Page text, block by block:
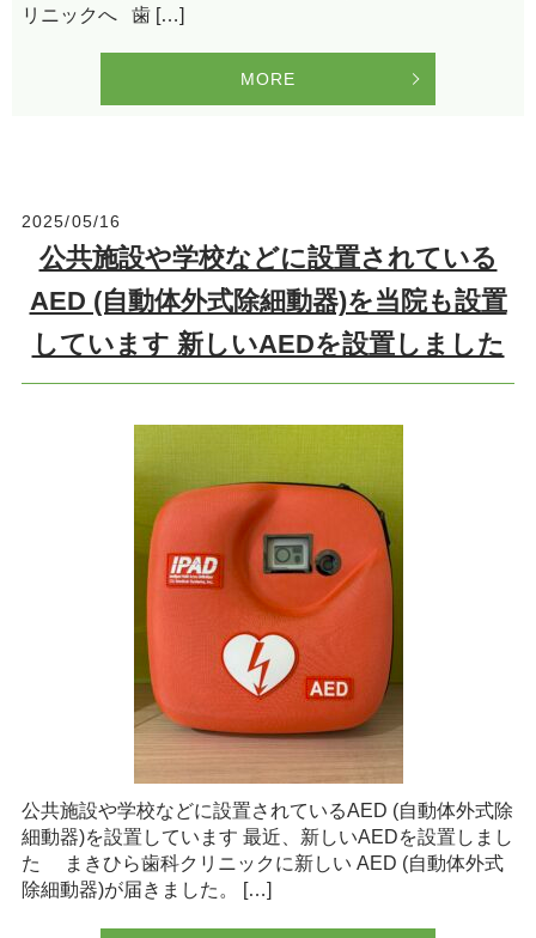
リニックへ 歯 […]
MORE
2025/05/16
公共施設や学校などに設置されている
AED (自動体外式除細動器)を当院も設置
しています 新しいAEDを設置しました
公共施設や学校などに設置されているAED (自動体外式除
細動器)を設置しています 最近、新しいAEDを設置しまし
た まきひら歯科クリニックに新しい AED (自動体外式
除細動器)が届きました。 […]